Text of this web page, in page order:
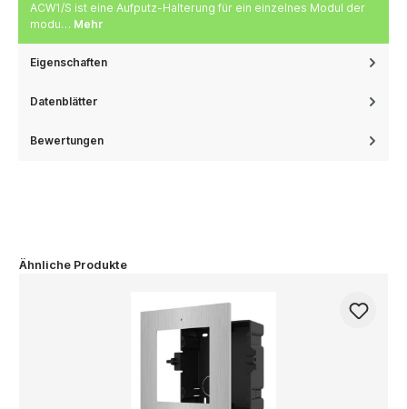
ACW1/S ist eine Aufputz-Halterung für ein einzelnes Modul der
modu… Mehr
Eigenschaften
Datenblätter
Bewertungen
Ähnliche Produkte